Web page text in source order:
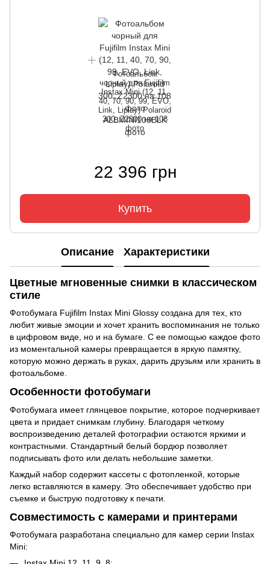
Фотоальбом
чорный для Fujifilm
Instax Mini (12, 11,
40, 70, 90, 99, EVO,
Link, Liplay) Polaroid
300, Z2300 на 108
фото
22 396 грн
Купить
Описание Характеристики
Цветные мгновенные снимки в классическом
стиле
Фотобумага Fujifilm Instax Mini Glossy создана для тех, кто
любит живые эмоции и хочет хранить воспоминания не только
в цифровом виде, но и на бумаге. С ее помощью каждое фото
из моментальной камеры превращается в яркую памятку,
которую можно держать в руках, дарить друзьям или хранить в
фотоальбоме.
Особенности фотобумаги
Фотобумага имеет глянцевое покрытие, которое подчеркивает
цвета и придает снимкам глубину. Благодаря четкому
воспроизведению деталей фотографии остаются яркими и
контрастными. Стандартный белый бордюр позволяет
подписывать фото или делать небольшие заметки.
Каждый набор содержит кассеты с фотопленкой, которые
легко вставляются в камеру. Это обеспечивает удобство при
съемке и быструю подготовку к печати.
Совместимость с камерами и принтерами
Фотобумага разработана специально для камер серии Instax
Mini: